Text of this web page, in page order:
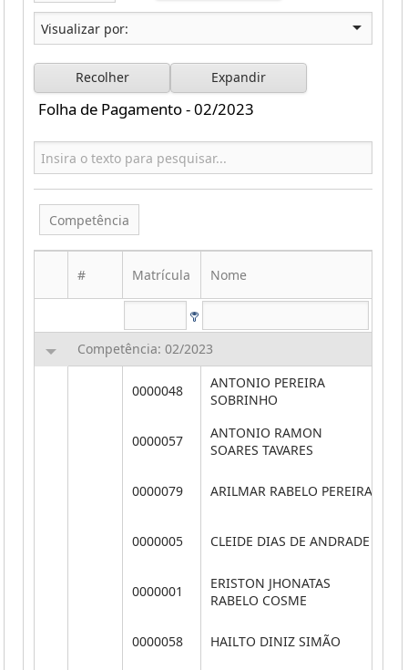
Recolher Expandir
Folha de Pagamento - 02/2023
Competência
# Matrícula Nome
Competência: 02/2023
0000048
ANTONIO PEREIRA
SOBRINHO
0000057
ANTONIO RAMON
SOARES TAVARES
0000079 ARILMAR RABELO PEREIRA
0000005 CLEIDE DIAS DE ANDRADE
0000001
ERISTON JHONATAS
RABELO COSME
0000058 HAILTO DINIZ SIMÃO